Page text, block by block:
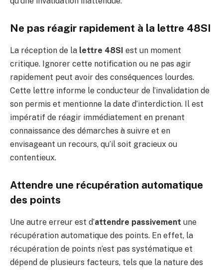
Ne pas réagir rapidement à la lettre 48SI
La réception de la lettre 48SI est un moment
critique. Ignorer cette notification ou ne pas agir
rapidement peut avoir des conséquences lourdes.
Cette lettre informe le conducteur de l’invalidation de
son permis et mentionne la date d’interdiction. Il est
impératif de réagir immédiatement en prenant
connaissance des démarches à suivre et en
envisageant un recours, qu’il soit gracieux ou
contentieux.
Attendre une récupération automatique
des points
Une autre erreur est d’attendre passivement une
récupération automatique des points. En effet, la
récupération de points n’est pas systématique et
dépend de plusieurs facteurs, tels que la nature des